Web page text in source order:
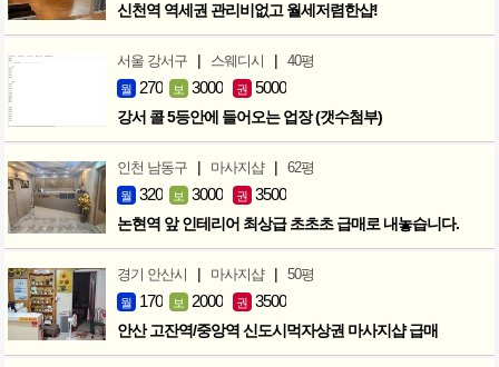
신천역 역세권 관리비없고 월세저렴한샵!
서울 강서구 | 스웨디시 | 40평
월 270 보 3000 권 5000
강서 콜 5등안에 들어오는 업장 (갯수첨부)
인천 남동구 | 마사지샵 | 62평
월 320 보 3000 권 3500
논현역 앞 인테리어 최상급 초초초 급매로 내놓습니다.
경기 안산시 | 마사지샵 | 50평
월 170 보 2000 권 3500
안산 고잔역/중앙역 신도시먹자상권 마사지샵 급매